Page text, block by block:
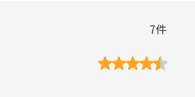
7件